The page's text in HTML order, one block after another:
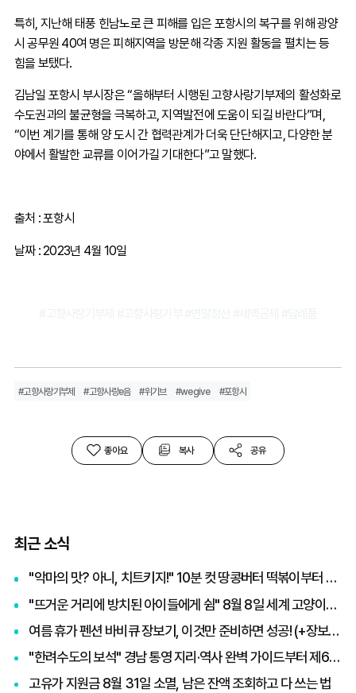
특히, 지난해 태풍 힌남노로 큰 피해를 입은 포항시의 복구를 위해 광양
시 공무원 40여 명은 피해지역을 방문해 각종 지원 활동을 펼치는 등
힘을 보탰다.
김남일 포항시 부시장은 “올해부터 시행된 고향사랑기부제의 활성화로
수도권과의 불균형을 극복하고, 지역발전에 도움이 되길 바란다”며,
“이번 계기를 통해 양 도시 간 협력관계가 더욱 단단해지고, 다양한 분
야에서 활발한 교류를 이어가길 기대한다”고 말했다.
출처 : 포항시
날짜 : 2023년 4월 10일
#고향사랑기부제 #고향사랑e음 #위기브 #wegive #포항시
좋아요 복사 공유
최근 소식
"악마의 맛? 아니, 치트키지!" 10분 컷 땅콩버터 떡볶이부터 효능·부작용 총정리
"뜨거운 거리에 방치된 아이들에게 쉼" 8월 8일 세계 고양이의 날, 나폴리 맛피아 권성준 셰프의 선한 영향력과 간곡한 호소
여름 휴가 펜션 바비큐 장보기, 이것만 준비하면 성공! (+장보기 체크리스트)
"한려수도의 보석" 경남 통영 지리·역사 완벽 가이드부터 제65회 통영한산대첩축제까지 총정리
고유가 지원금 8월 31일 소멸, 남은 잔액 조회하고 다 쓰는 법